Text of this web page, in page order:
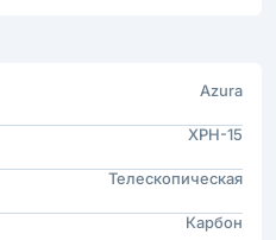
Azura
XPH-15
Телескопическая
Карбон